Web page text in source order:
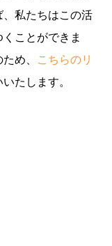
、私たちはこの活
ことができま
め、
こちらのリ
たします。